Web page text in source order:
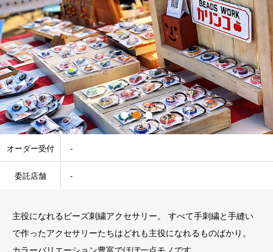
オーダー受付 -
委託店舗 -
主役になれるビーズ刺繍アクセサリー。 すべて手刺繍と手縫い
で作ったアクセサリーたちはどれも主役になれるものばかり。